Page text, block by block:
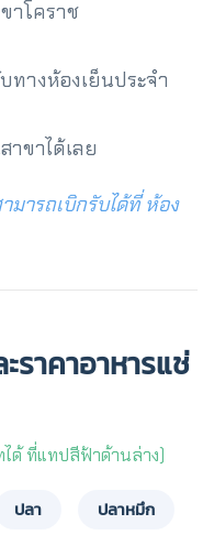
าโคราช
ทางห้องเย็นประจำ
ขาได้เลย
มารถเบิกรับได้ที่ ห้อง
ราคาอาหารแช่
ด้ ที่แทปสีฟ้าด้านล่าง)
ปลา
ปลาหมึก